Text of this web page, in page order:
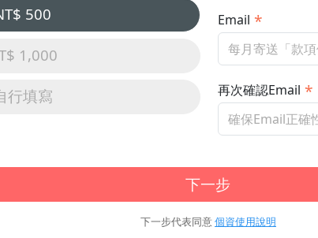
500
1,000
行填寫
Email
再次確認Email
下一步
下一步代表同意個資使用說明